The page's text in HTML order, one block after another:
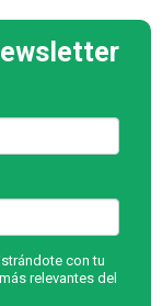
con tu
relevantes del